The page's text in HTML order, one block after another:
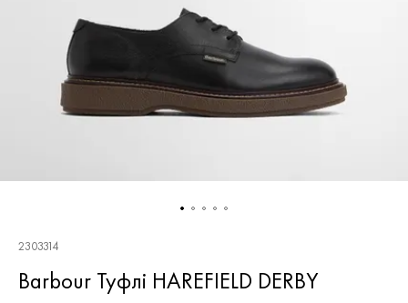
2303314
Barbour Туфлі HAREFIELD DERBY